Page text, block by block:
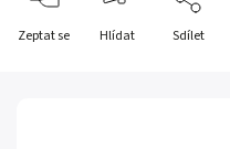
Zeptat se Hlídat Sdílet